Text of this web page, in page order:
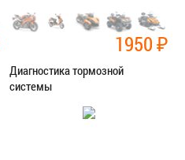
1950₽
Диагностика тормозной
системы
Диагностика